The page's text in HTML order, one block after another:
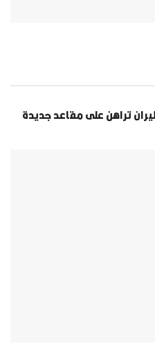
تراهن على مقاعد جديدة